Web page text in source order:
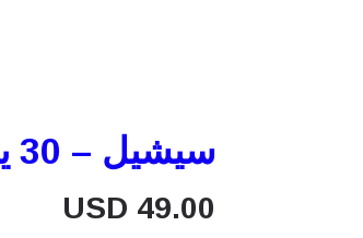
سيشيل – 30 يومًا – 8 جيجابايت
USD 49.00